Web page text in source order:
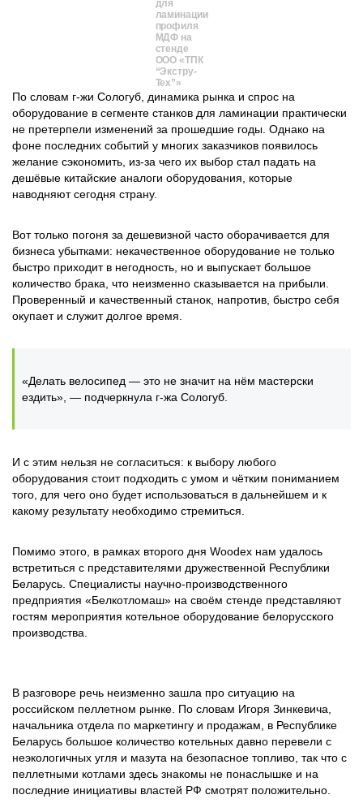
для
ламинации
профиля
МДФ на
стенде
ООО «ТПК
“Экстру-
Тех”»
По словам г-жи Сологуб, динамика рынка и спрос на
оборудование в сегменте станков для ламинации практически
не претерпели изменений за прошедшие годы. Однако на
фоне последних событий у многих заказчиков появилось
желание сэкономить, из-за чего их выбор стал падать на
дешёвые китайские аналоги оборудования, которые
наводняют сегодня страну.
Вот только погоня за дешевизной часто оборачивается для
бизнеса убытками: некачественное оборудование не только
быстро приходит в негодность, но и выпускает большое
количество брака, что неизменно сказывается на прибыли.
Проверенный и качественный станок, напротив, быстро себя
окупает и служит долгое время.
«Делать велосипед — это не значит на нём мастерски
ездить», — подчеркнула г-жа Сологуб.
И с этим нельзя не согласиться: к выбору любого
оборудования стоит подходить с умом и чётким пониманием
того, для чего оно будет использоваться в дальнейшем и к
какому результату необходимо стремиться.
Помимо этого, в рамках второго дня Woodex нам удалось
встретиться с представителями дружественной Республики
Беларусь. Специалисты научно-производственного
предприятия «Белкотломаш» на своём стенде представляют
гостям мероприятия котельное оборудование белорусского
производства.
В разговоре речь неизменно зашла про ситуацию на
российском пеллетном рынке. По словам Игоря Зинкевича,
начальника отдела по маркетингу и продажам, в Республике
Беларусь большое количество котельных давно перевели с
неэкологичных угля и мазута на безопасное топливо, так что с
пеллетными котлами здесь знакомы не понаслышке и на
последние инициативы властей РФ смотрят положительно.